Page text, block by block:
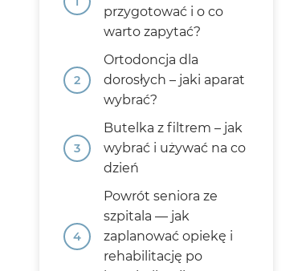
przygotować i o co
warto zapytać?
Ortodoncja dla
dorosłych – jaki aparat
wybrać?
Butelka z filtrem – jak
wybrać i używać na co
dzień
Powrót seniora ze
szpitala — jak
zaplanować opiekę i
rehabilitację po